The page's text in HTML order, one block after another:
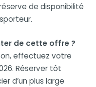
de disponibilité
de cette offre ?
effectuez votre
Réserver tôt
d’un plus large